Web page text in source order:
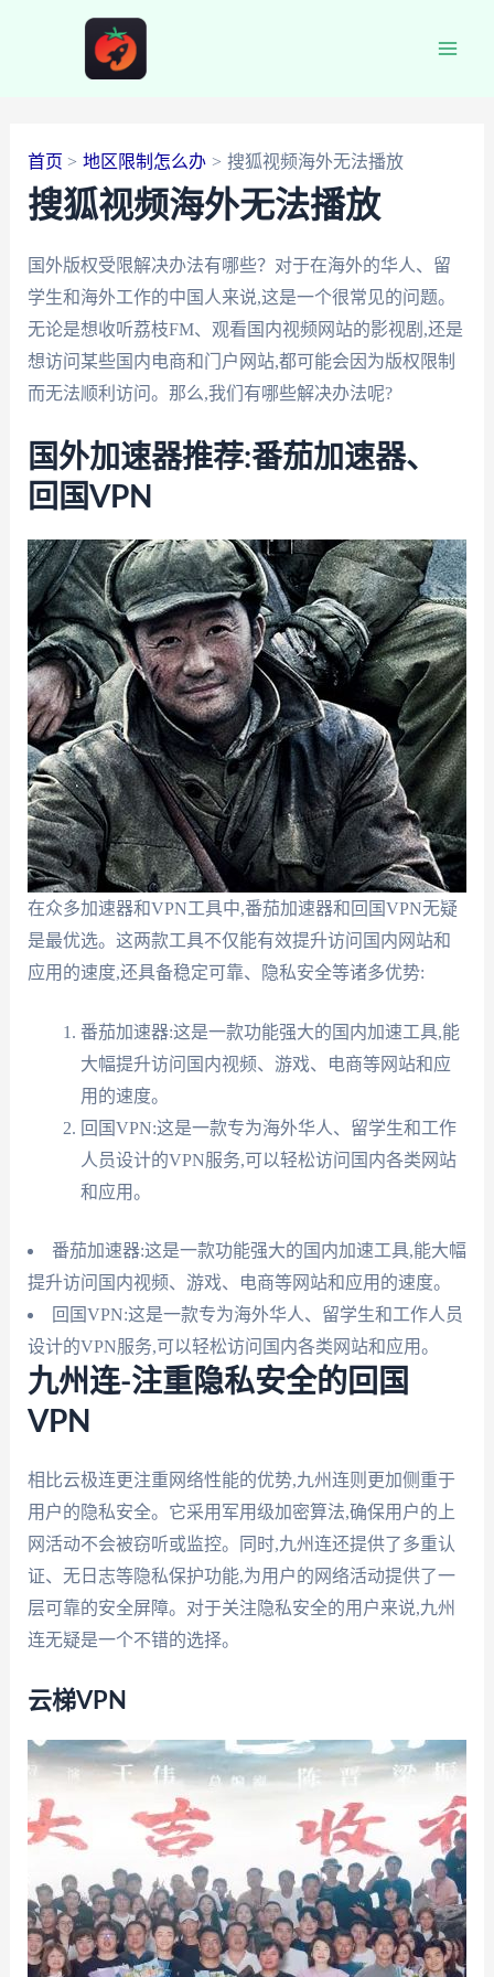
首页 地区限制怎么办 搜狐视频海外无法播放
搜狐视频海外无法播放
国外版权受限解决办法有哪些？对于在海外的华人、留
学生和海外工作的中国人来说,这是一个很常见的问题。
无论是想收听荔枝FM、观看国内视频网站的影视剧,还是
想访问某些国内电商和门户网站,都可能会因为版权限制
而无法顺利访问。那么,我们有哪些解决办法呢?
国外加速器推荐:番茄加速器、
回国VPN
在众多加速器和VPN工具中,番茄加速器和回国VPN无疑
是最优选。这两款工具不仅能有效提升访问国内网站和
应用的速度,还具备稳定可靠、隐私安全等诸多优势:
番茄加速器:这是一款功能强大的国内加速工具,能
大幅提升访问国内视频、游戏、电商等网站和应
用的速度。
回国VPN:这是一款专为海外华人、留学生和工作
人员设计的VPN服务,可以轻松访问国内各类网站
和应用。
番茄加速器:这是一款功能强大的国内加速工具,能大幅
提升访问国内视频、游戏、电商等网站和应用的速度。
回国VPN:这是一款专为海外华人、留学生和工作人员
设计的VPN服务,可以轻松访问国内各类网站和应用。
九州连-注重隐私安全的回国
VPN
相比云极连更注重网络性能的优势,九州连则更加侧重于
用户的隐私安全。它采用军用级加密算法,确保用户的上
网活动不会被窃听或监控。同时,九州连还提供了多重认
证、无日志等隐私保护功能,为用户的网络活动提供了一
层可靠的安全屏障。对于关注隐私安全的用户来说,九州
连无疑是一个不错的选择。
云梯VPN